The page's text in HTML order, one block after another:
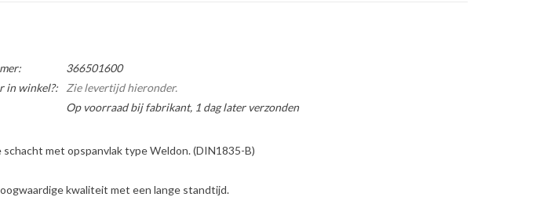
366501600
in winkel?:
Zie levertijd hieronder.
Op voorraad bij fabrikant, 1 dag later verzonden
schacht met opspanvlak type Weldon. (DIN1835-B)
kwaliteit met een lange standtijd.